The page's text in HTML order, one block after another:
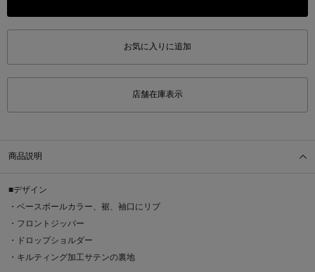
お気に入りに追加
店舗在庫表示
商品説明
■デザイン
・ベースボールカラー、裾、袖口にリブ
・フロントジッパー
・ドロップショルダー
・キルティング加工サテンの裏地